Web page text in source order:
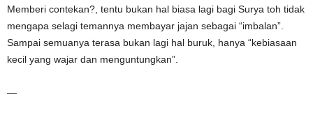
Memberi contekan?, tentu bukan hal biasa lagi bagi Surya toh tidak
mengapa selagi temannya membayar jajan sebagai “imbalan”.
Sampai semuanya terasa bukan lagi hal buruk, hanya “kebiasaan
kecil yang wajar dan menguntungkan”.
—